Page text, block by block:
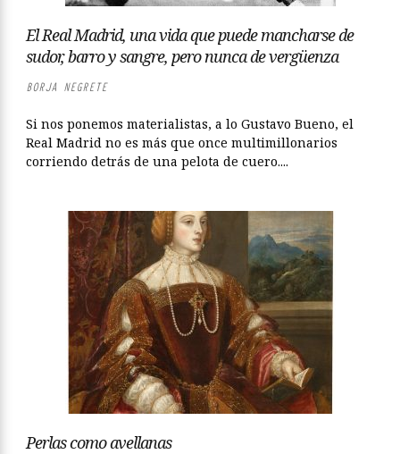
El Real Madrid, una vida que puede mancharse de
sudor, barro y sangre, pero nunca de vergüenza
BORJA NEGRETE
Si nos ponemos materialistas, a lo Gustavo Bueno, el
Real Madrid no es más que once multimillonarios
corriendo detrás de una pelota de cuero....
Perlas como avellanas